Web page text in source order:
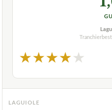
★★★★★
LAGUIOLE